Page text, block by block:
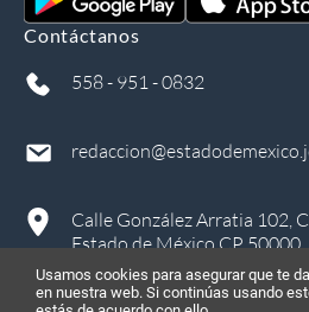
Contáctanos
558 - 951 - 0832
Calle González Arratia 102,
Estado de México CP 50000
Usamos cookies para asegurar que te
en nuestra web. Si continúas usando